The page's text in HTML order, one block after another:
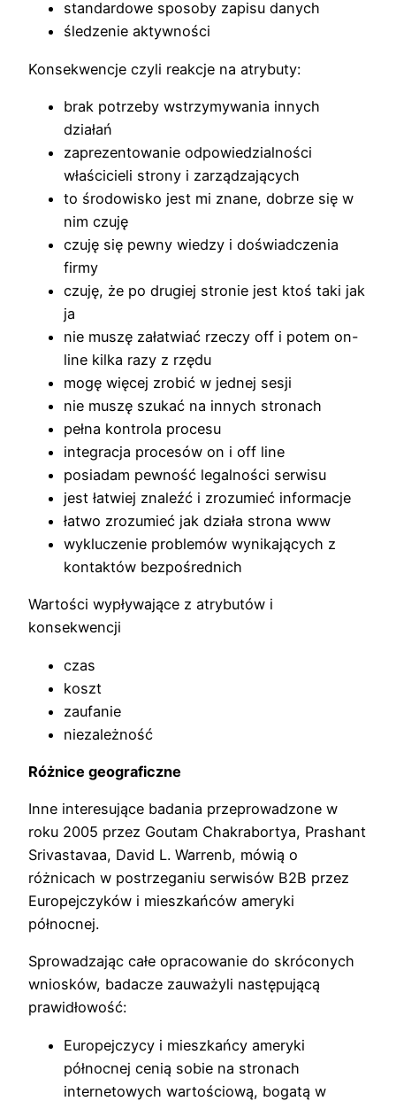
standardowe sposoby zapisu danych
śledzenie aktywności
Konsekwencje czyli reakcje na atrybuty:
brak potrzeby wstrzymywania innych
działań
zaprezentowanie odpowiedzialności
właścicieli strony i zarządzających
to środowisko jest mi znane, dobrze się w
nim czuję
czuję się pewny wiedzy i doświadczenia
firmy
czuję, że po drugiej stronie jest ktoś taki jak
ja
nie muszę załatwiać rzeczy off i potem on-
line kilka razy z rzędu
mogę więcej zrobić w jednej sesji
nie muszę szukać na innych stronach
pełna kontrola procesu
integracja procesów on i off line
posiadam pewność legalności serwisu
jest łatwiej znaleźć i zrozumieć informacje
łatwo zrozumieć jak działa strona www
wykluczenie problemów wynikających z
kontaktów bezpośrednich
Wartości wypływające z atrybutów i
konsekwencji
czas
koszt
zaufanie
niezależność
Różnice geograficzne
Inne interesujące badania przeprowadzone w
roku 2005 przez Goutam Chakrabortya, Prashant
Srivastavaa, David L. Warrenb, mówią o
różnicach w postrzeganiu serwisów B2B przez
Europejczyków i mieszkańców ameryki
północnej.
Sprowadzając całe opracowanie do skróconych
wniosków, badacze zauważyli następującą
prawidłowość:
Europejczycy i mieszkańcy ameryki
północnej cenią sobie na stronach
internetowych wartościową, bogatą w